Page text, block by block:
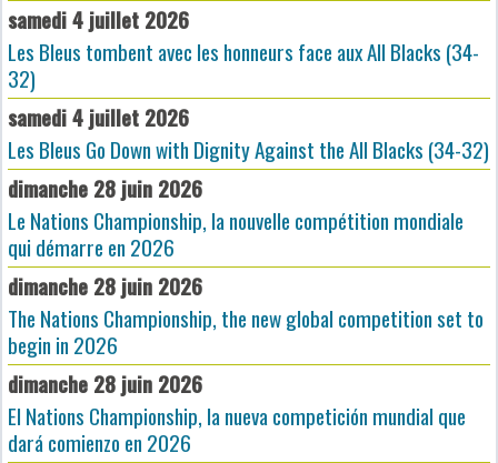
samedi 4 juillet 2026
Les Bleus tombent avec les honneurs face aux All Blacks (34-
32)
samedi 4 juillet 2026
Les Bleus Go Down with Dignity Against the All Blacks (34-32)
dimanche 28 juin 2026
Le Nations Championship, la nouvelle compétition mondiale
qui démarre en 2026
dimanche 28 juin 2026
The Nations Championship, the new global competition set to
begin in 2026
dimanche 28 juin 2026
El Nations Championship, la nueva competición mundial que
dará comienzo en 2026